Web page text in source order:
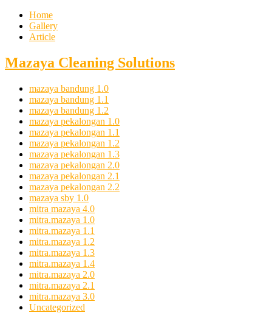
Home
Gallery
Article
Mazaya Cleaning Solutions
mazaya bandung 1.0
mazaya bandung 1.1
mazaya bandung 1.2
mazaya pekalongan 1.0
mazaya pekalongan 1.1
mazaya pekalongan 1.2
mazaya pekalongan 1.3
mazaya pekalongan 2.0
mazaya pekalongan 2.1
mazaya pekalongan 2.2
mazaya sby 1.0
mitra mazaya 4.0
mitra.mazaya 1.0
mitra.mazaya 1.1
mitra.mazaya 1.2
mitra.mazaya 1.3
mitra.mazaya 1.4
mitra.mazaya 2.0
mitra.mazaya 2.1
mitra.mazaya 3.0
Uncategorized